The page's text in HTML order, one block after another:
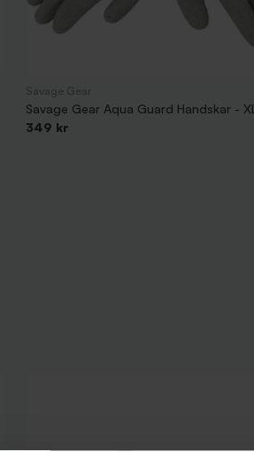
Savage Gear Aqua Guard Handskar - XL
349 kr